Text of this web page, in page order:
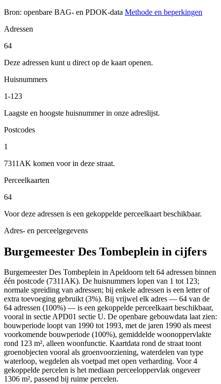
Bron: openbare BAG- en PDOK-data Methode en beperkingen
Adressen
64
Deze adressen kunt u direct op de kaart openen.
Huisnummers
1-123
Laagste en hoogste huisnummer in onze adreslijst.
Postcodes
1
7311AK komen voor in deze straat.
Perceelkaarten
64
Voor deze adressen is een gekoppelde perceelkaart beschikbaar.
Adres- en perceelgegevens
Burgemeester Des Tombeplein in cijfers
Burgemeester Des Tombeplein in Apeldoorn telt 64 adressen binnen
één postcode (7311AK). De huisnummers lopen van 1 tot 123;
normale spreiding van adressen; bij enkele adressen is een letter of
extra toevoeging gebruikt (3%). Bij vrijwel elk adres — 64 van de
64 adressen (100%) — is een gekoppelde perceelkaart beschikbaar,
vooral in sectie APD01 sectie U. De openbare gebouwdata laat zien:
bouwperiode loopt van 1990 tot 1993, met de jaren 1990 als meest
voorkomende bouwperiode (100%), gemiddelde woonoppervlakte
rond 123 m², alleen woonfunctie. Kaartdata rond de straat toont
groenobjecten vooral als groenvoorziening, waterdelen van type
waterloop, wegdelen als voetpad met open verharding. Voor 4
gekoppelde percelen is het mediaan perceeloppervlak ongeveer
1306 m², passend bij ruime percelen.